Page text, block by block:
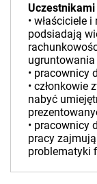
• właściciele
podsiadają
• pracownicy
• członkowie
nabyć
• pracownicy
pracy
problematyki